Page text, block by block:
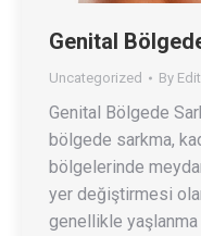
Genital
Uncategorized By
Genital Bölgede
bölgede sarkma,
bölgelerinde
yer değiştirmesi
genellikle